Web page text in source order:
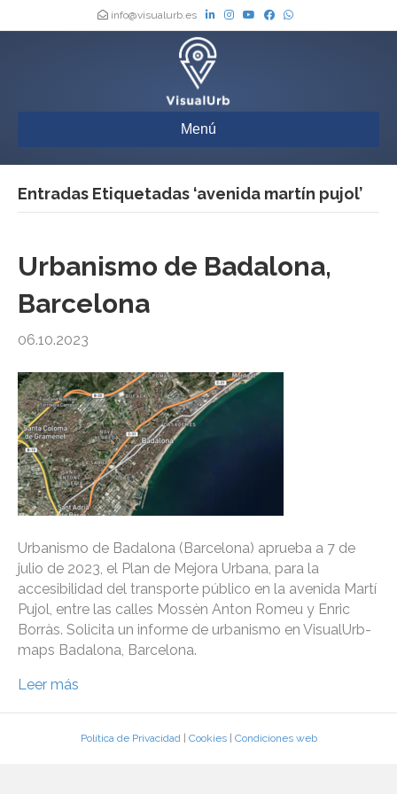
info@visualurb.es
Menú
Entradas Etiquetadas ‘avenida martín pujol’
Urbanismo de Badalona,
Barcelona
06.10.2023
Urbanismo de Badalona (Barcelona) aprueba a 7 de
julio de 2023, el Plan de Mejora Urbana, para la
accesibilidad del transporte público en la avenida Martí
Pujol, entre las calles Mossèn Anton Romeu y Enric
Borràs. Solicita un informe de urbanismo en VisualUrb-
maps Badalona, Barcelona.
Leer más
Política de Privacidad| Cookies| Condiciones web